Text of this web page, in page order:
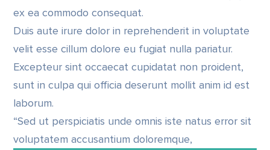
ex ea commodo consequat.
Duis aute irure dolor in reprehenderit in voluptate
velit esse cillum dolore eu fugiat nulla pariatur.
Excepteur sint occaecat cupidatat non proident,
sunt in culpa qui officia deserunt mollit anim id est
laborum.
“Sed ut perspiciatis unde omnis iste natus error sit
voluptatem accusantium doloremque,